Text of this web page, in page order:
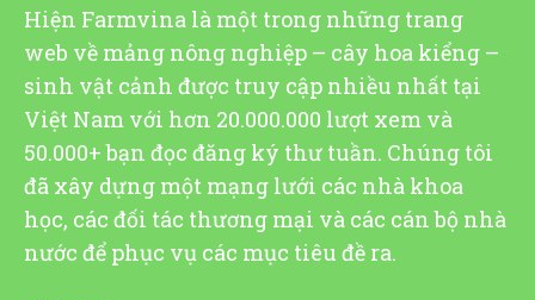
Hiện Farmvina là một trong những trang
web về mảng nông nghiệp – cây hoa kiểng –
sinh vật cảnh được truy cập nhiều nhất tại
Việt Nam với hơn 20.000.000 lượt xem và
50.000+ bạn đọc đăng ký thư tuần. Chúng tôi
đã xây dựng một mạng lưới các nhà khoa
học, các đối tác thương mại và các cán bộ nhà
nước để phục vụ các mục tiêu đề ra.